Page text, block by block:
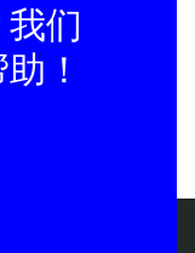
们
！